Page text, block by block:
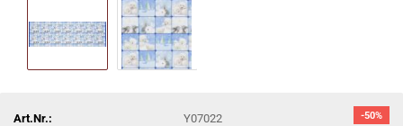
-50%
Art.Nr.:
Y07022